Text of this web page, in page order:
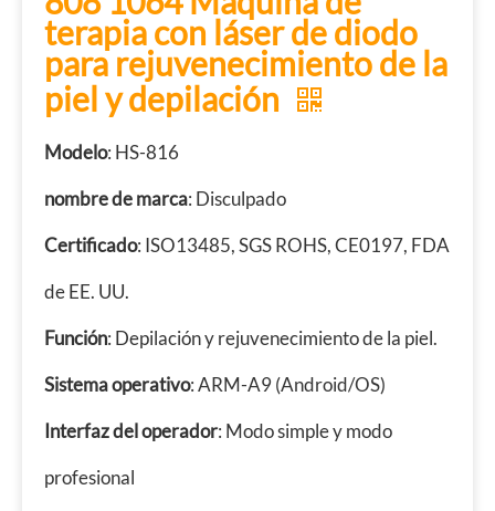
terapia con láser de diodo
para rejuvenecimiento de la
piel y depilación
Modelo: HS-816
nombre de marca: Disculpado
Certificado: ISO13485, SGS ROHS, CE0197, FDA
de EE. UU.
Función: Depilación y rejuvenecimiento de la piel.
Sistema operativo: ARM-A9 (Android/OS)
Interfaz del operador: Modo simple y modo
profesional